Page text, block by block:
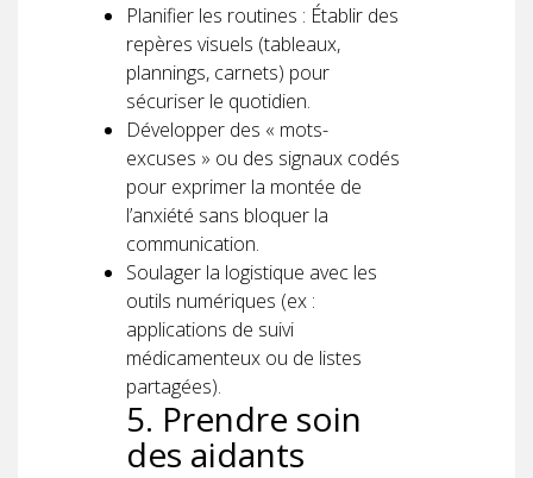
Planifier les routines : Établir des
repères visuels (tableaux,
plannings, carnets) pour
sécuriser le quotidien.
Développer des « mots-
excuses » ou des signaux codés
pour exprimer la montée de
l’anxiété sans bloquer la
communication.
Soulager la logistique avec les
outils numériques (ex :
applications de suivi
médicamenteux ou de listes
partagées).
5. Prendre soin
des aidants